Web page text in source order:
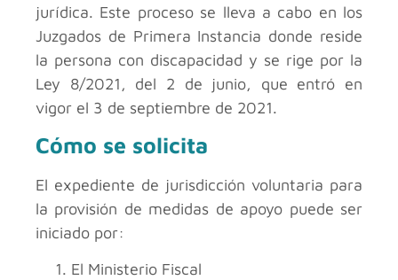
jurídica. Este proceso se lleva a cabo en los
Juzgados de Primera Instancia donde reside
la persona con discapacidad y se rige por la
Ley 8/2021, del 2 de junio, que entró en
vigor el 3 de septiembre de 2021.
Cómo se solicita
El expediente de jurisdicción voluntaria para
la provisión de medidas de apoyo puede ser
iniciado por:
El Ministerio Fiscal